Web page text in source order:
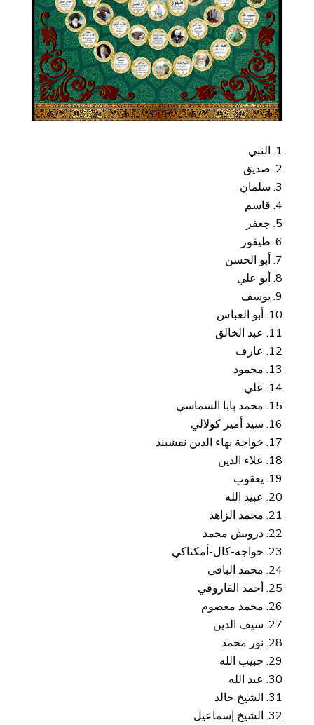
النبي
صديق
سلمان
قاسم
جعفر
طيفور
أبو الحسن
أبو علي
يوسف
أبو العباس
عبد الخالق
عارف
محمود
علي
محمد بابا السماسي
سيد أمير كولالي
خواجة بهاء الدين نقشبند
علاء الدين
يعقوب
عبيد الله
محمد الزاهد
درويش محمد
خواجة-كال-أمكناكي
محمد الباقي
أحمد الفاروقي
محمد معصوم
سيف الدين
نور محمد
حبيب الله
عبد الله
الشيخ خالد
الشيخ إسماعيل